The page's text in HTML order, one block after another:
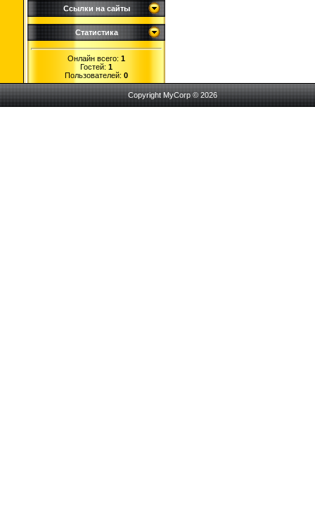
Ссылки на сайты
Статистика
Онлайн всего: 1
Гостей: 1
Пользователей: 0
Copyright MyCorp © 2026